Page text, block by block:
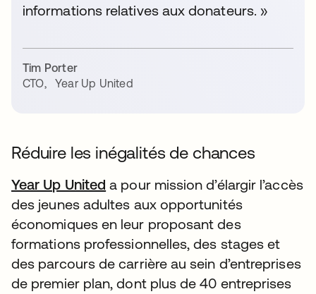
informations relatives aux donateurs. »
Tim Porter
CTO, Year Up United
Réduire les inégalités de chances
Year Up United a pour mission d’élargir l’accès
des jeunes adultes aux opportunités
économiques en leur proposant des
formations professionnelles, des stages et
des parcours de carrière au sein d’entreprises
de premier plan, dont plus de 40 entreprises